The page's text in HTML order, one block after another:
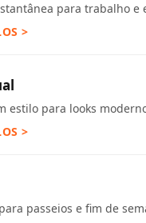
para trabalho e
>
estilo para looks
>
passeios e fim de